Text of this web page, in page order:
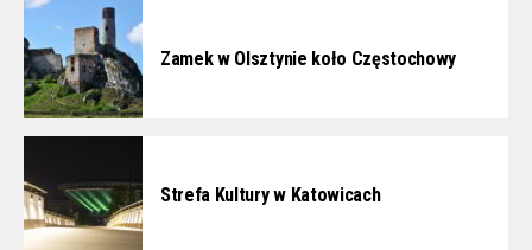
Zamek w Olsztynie koło Częstochowy
Strefa Kultury w Katowicach